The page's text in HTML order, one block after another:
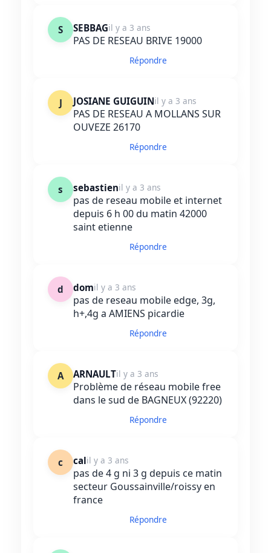
S SEBBAGil y a 3 ans
PAS DE RESEAU BRIVE 19000
Répondre
J JOSIANE GUIGUINil y a 3 ans
PAS DE RESEAU A MOLLANS SUR
OUVEZE 26170
Répondre
s sebastienil y a 3 ans
pas de reseau mobile et internet
depuis 6 h 00 du matin 42000
saint etienne
Répondre
d domil y a 3 ans
pas de reseau mobile edge, 3g,
h+,4g a AMIENS picardie
Répondre
A ARNAULTil y a 3 ans
Problème de réseau mobile free
dans le sud de BAGNEUX (92220)
Répondre
c calil y a 3 ans
pas de 4 g ni 3 g depuis ce matin
secteur Goussainville/roissy en
france
Répondre